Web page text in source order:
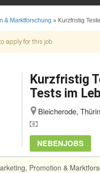
& Marktforschung » Kurzfristig
apply for this job.
Kurzfristig
Tests im
Bleicherode,
NEBENJOBS
Promotion &